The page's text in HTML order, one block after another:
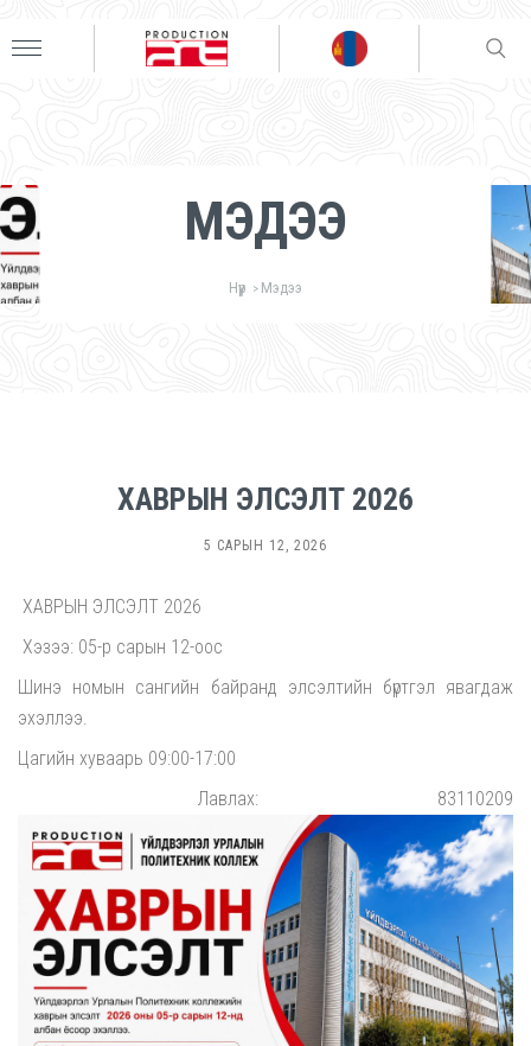
МЭДЭЭ
Нүүр > Мэдээ
ХАВРЫН ЭЛСЭЛТ 2026
5 САРЫН 12, 2026
ХАВРЫН ЭЛСЭЛТ 2026
Хэзээ: 05-р сарын 12-оос
Шинэ номын сангийн байранд элсэлтийн бүртгэл явагдаж
эхэллээ.
Цагийн хуваарь 09:00-17:00
Лавлах: 83110209